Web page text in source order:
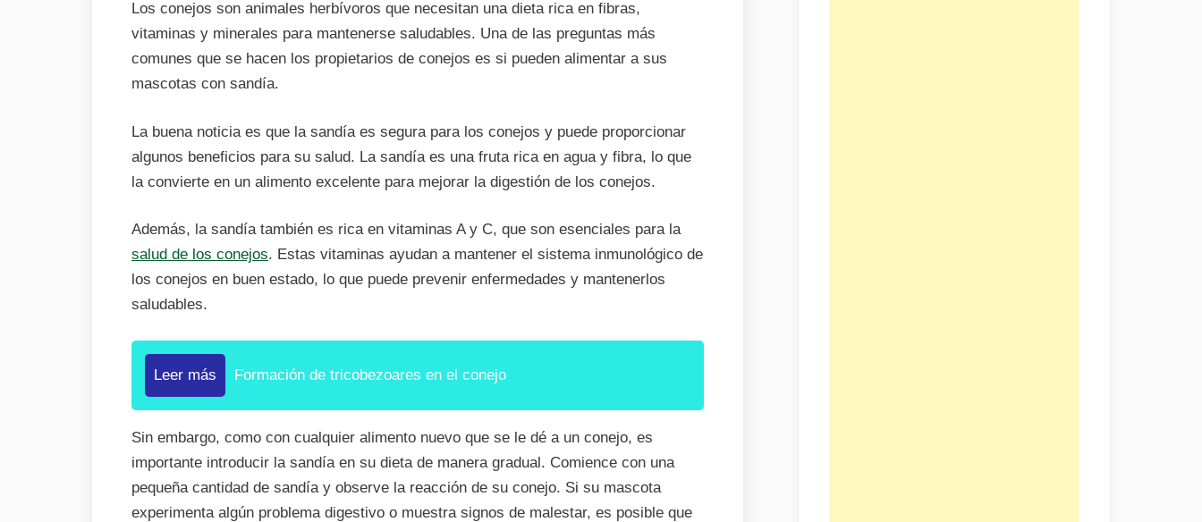
Los conejos son animales herbívoros que necesitan una dieta rica en fibras,
vitaminas y minerales para mantenerse saludables. Una de las preguntas más
comunes que se hacen los propietarios de conejos es si pueden alimentar a sus
mascotas con sandía.
La buena noticia es que la sandía es segura para los conejos y puede proporcionar
algunos beneficios para su salud. La sandía es una fruta rica en agua y fibra, lo que
la convierte en un alimento excelente para mejorar la digestión de los conejos.
Además, la sandía también es rica en vitaminas A y C, que son esenciales para la
salud de los conejos. Estas vitaminas ayudan a mantener el sistema inmunológico de
los conejos en buen estado, lo que puede prevenir enfermedades y mantenerlos
saludables.
Leer más Formación de tricobezoares en el conejo
Sin embargo, como con cualquier alimento nuevo que se le dé a un conejo, es
importante introducir la sandía en su dieta de manera gradual. Comience con una
pequeña cantidad de sandía y observe la reacción de su conejo. Si su mascota
experimenta algún problema digestivo o muestra signos de malestar, es posible que